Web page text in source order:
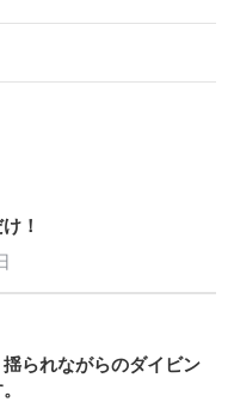
！
られながらのダイビン